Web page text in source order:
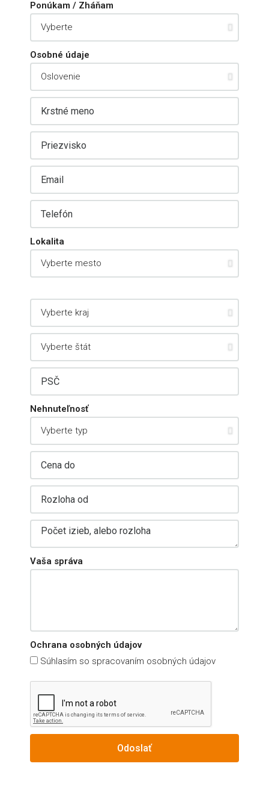
Ponúkam / Zháňam
Osobné údaje
Lokalita
Nehnuteľnosť
Vaša správa
Ochrana osobných údajov
Súhlasím so spracovaním osobných údajov
Odoslať